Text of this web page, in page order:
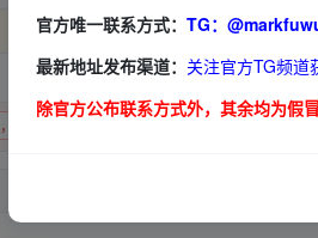
爱爱
官方唯一联系方式： TG：
最新地址发布渠道： 关注官方TG频道
除官方公布联系方式外，其余均为假